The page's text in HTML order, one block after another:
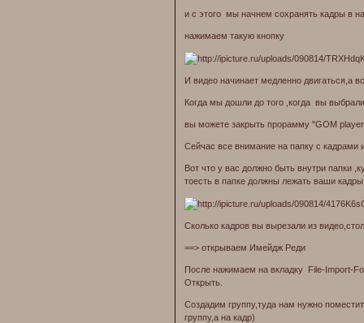
и с этого мы начнем сохранять кадры в
нажимаем такую кнопку
И видео начинает медленно двигаться,а
Когда мы дошли до того ,когда вы
вы можете закрыть прорамму "GOM
Сейчас все внимание на папку с
Вот что у вас должно быть внутри папки
тоесть в папке должны лежать ваши кадры
Сколько кадров вы вырезали из
==> открываем Имейдж Реди
После нажимаем на вкладку File-Import-
Открыть.
Создадим группу,туда нам нужно
группу,а на кадр)